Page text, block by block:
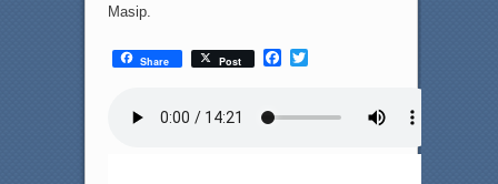
Masip.
Share Post
F
T